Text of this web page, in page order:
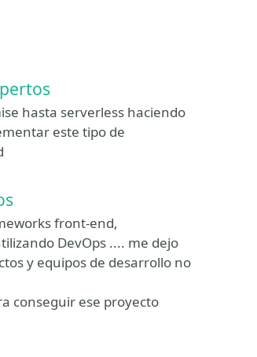
hasta serverless haciendo
este tipo de
front-end,
DevOps .... me dejo
y equipos de desarrollo no
conseguir ese proyecto